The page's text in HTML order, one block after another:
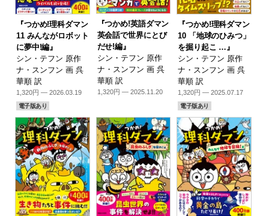
『つかめ!理科ダマン
11 みんながロボット
に夢中!編』
シン・テフン 原作
ナ・スンフン 画 呉
華順 訳
1,320円 — 2026.03.19
電子版あり
『つかめ!英語ダマン
英会話で世界にとび
だせ!編』
シン・テフン 原作
ナ・スンフン 画 呉
華順 訳
1,320円 — 2025.11.20
『つかめ!理科ダマン
10 「地球のひみつ」
を掘り起こ …』
シン・テフン 原作
ナ・スンフン 画 呉
華順 訳
1,320円 — 2025.07.17
電子版あり